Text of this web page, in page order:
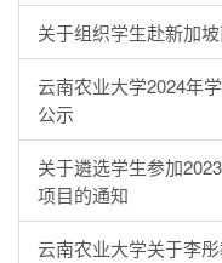
关于组织学生赴新加
云南农业大学2024年
公示
关于遴选学生参加
项目的通知
云南农业大学关于李